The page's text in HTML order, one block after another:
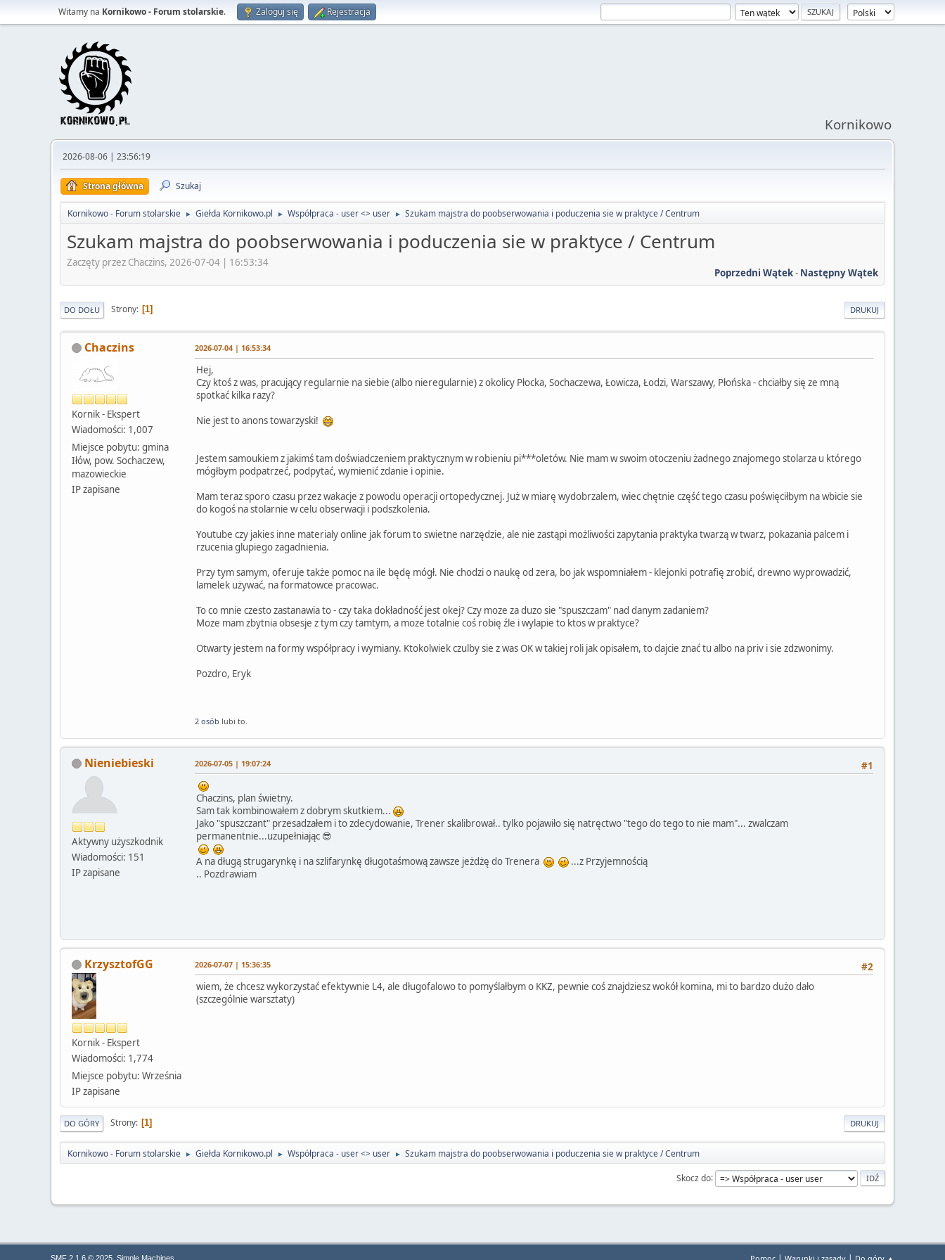
Witamy na Kornikowo - Forum stolarskie. Zaloguj się Rejestracja
Kornikowo
2026-08-06 | 23:56:19
Strona główna Szukaj
Kornikowo - Forum stolarskie ► Giełda Kornikowo.pl ► Współpraca - user <> user ► Szukam majstra do poobserwowania i poduczenia sie w praktyce / Centrum
Szukam majstra do poobserwowania i poduczenia sie w praktyce / Centrum
Zaczęty przez Chaczins, 2026-07-04 | 16:53:34
Poprzedni Wątek- Następny Wątek
DRUKUJ
DO DOŁU Strony 1
Chaczins
Kornik - Ekspert
Wiadomości: 1,007
Miejsce pobytu: gmina
Iłów, pow. Sochaczew,
mazowieckie
IP zapisane
2026-07-04 | 16:53:34
Hej,
Czy ktoś z was, pracujący regularnie na siebie (albo nieregularnie) z okolicy Płocka, Sochaczewa, Łowicza, Łodzi, Warszawy, Płońska - chciałby się ze mną
spotkać kilka razy?
Nie jest to anons towarzyski!
Jestem samoukiem z jakimś tam doświadczeniem praktycznym w robieniu pi***oletów. Nie mam w swoim otoczeniu żadnego znajomego stolarza u którego
mógłbym podpatrzeć, podpytać, wymienić zdanie i opinie.
Mam teraz sporo czasu przez wakacje z powodu operacji ortopedycznej. Już w miarę wydobrzalem, wiec chętnie część tego czasu poświęciłbym na wbicie sie
do kogoś na stolarnie w celu obserwacji i podszkolenia.
Youtube czy jakies inne materialy online jak forum to swietne narzędzie, ale nie zastąpi możliwości zapytania praktyka twarzą w twarz, pokazania palcem i
rzucenia glupiego zagadnienia.
Przy tym samym, oferuje także pomoc na ile będę mógł. Nie chodzi o naukę od zera, bo jak wspomniałem - klejonki potrafię zrobić, drewno wyprowadzić,
lamelek używać, na formatowce pracowac.
To co mnie czesto zastanawia to - czy taka dokładność jest okej? Czy moze za duzo sie "spuszczam" nad danym zadaniem?
Moze mam zbytnia obsesje z tym czy tamtym, a moze totalnie coś robię źle i wylapie to ktos w praktyce?
Otwarty jestem na formy współpracy i wymiany. Ktokolwiek czulby sie z was OK w takiej roli jak opisałem, to dajcie znać tu albo na priv i sie zdzwonimy.
Pozdro, Eryk
2 osób lubi to.
Nieniebieski
Aktywny użyszkodnik
Wiadomości: 151
IP zapisane
#1
2026-07-05 | 19:07:24
Chaczins, plan świetny.
Sam tak kombinowałem z dobrym skutkiem...
Jako "spuszczant" przesadzałem i to zdecydowanie, Trener skalibrował.. tylko pojawiło się natręctwo "tego do tego to nie mam"... zwalczam
permanentnie...uzupełniając 😎
A na długą strugarynkę i na szlifarynkę długotaśmową zawsze jeżdżę do Trenera
...z Przyjemnością
.. Pozdrawiam
KrzysztofGG
Kornik - Ekspert
Wiadomości: 1,774
Miejsce pobytu: Września
IP zapisane
#2
2026-07-07 | 15:36:35
wiem, że chcesz wykorzystać efektywnie L4, ale długofalowo to pomyślałbym o KKZ, pewnie coś znajdziesz wokół komina, mi to bardzo dużo dało
(szczególnie warsztaty)
DRUKUJ
DO GÓRY Strony 1
Kornikowo - Forum stolarskie ► Giełda Kornikowo.pl ► Współpraca - user <> user ► Szukam majstra do poobserwowania i poduczenia sie w praktyce / Centrum
Skocz do
SMF 2.1.6 © 2025 Simple Machines